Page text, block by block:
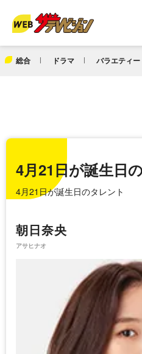
総合 ドラマ バラエティー
4月21日が誕生日
4月21日が誕生日のタレント
朝日奈央
アサヒナオ